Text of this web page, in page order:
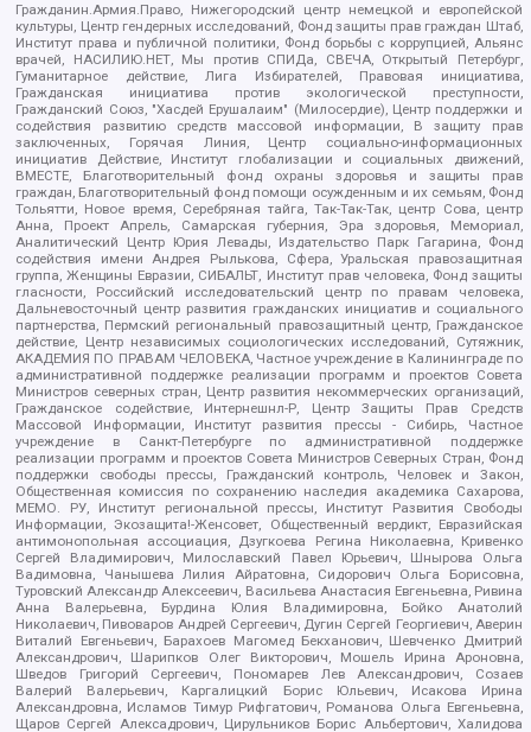
Гражданин.Армия.Право, Нижегородский центр немецкой и европейской
культуры, Центр гендерных исследований, Фонд защиты прав граждан Штаб,
Институт права и публичной политики, Фонд борьбы с коррупцией, Альянс
врачей, НАСИЛИЮ.НЕТ, Мы против СПИДа, СВЕЧА, Открытый Петербург,
Гуманитарное действие, Лига Избирателей, Правовая инициатива,
Гражданская инициатива против экологической преступности,
Гражданский Союз, "Хасдей Ерушалаим" (Милосердие), Центр поддержки и
содействия развитию средств массовой информации, В защиту прав
заключенных, Горячая Линия, Центр социально-информационных
инициатив Действие, Институт глобализации и социальных движений,
ВМЕСТЕ, Благотворительный фонд охраны здоровья и защиты прав
граждан, Благотворительный фонд помощи осужденным и их семьям, Фонд
Тольятти, Новое время, Серебряная тайга, Так-Так-Так, центр Сова, центр
Анна, Проект Апрель, Самарская губерния, Эра здоровья, Мемориал,
Аналитический Центр Юрия Левады, Издательство Парк Гагарина, Фонд
содействия имени Андрея Рылькова, Сфера, Уральская правозащитная
группа, Женщины Евразии, СИБАЛЬТ, Институт прав человека, Фонд защиты
гласности, Российский исследовательский центр по правам человека,
Дальневосточный центр развития гражданских инициатив и социального
партнерства, Пермский региональный правозащитный центр, Гражданское
действие, Центр независимых социологических исследований, Сутяжник,
АКАДЕМИЯ ПО ПРАВАМ ЧЕЛОВЕКА, Частное учреждение в Калининграде по
административной поддержке реализации программ и проектов Совета
Министров северных стран, Центр развития некоммерческих организаций,
Гражданское содействие, Интернешнл-Р, Центр Защиты Прав Средств
Массовой Информации, Институт развития прессы - Сибирь, Частное
учреждение в Санкт-Петербурге по административной поддержке
реализации программ и проектов Совета Министров Северных Стран, Фонд
поддержки свободы прессы, Гражданский контроль, Человек и Закон,
Общественная комиссия по сохранению наследия академика Сахарова,
МЕМО. РУ, Институт региональной прессы, Институт Развития Свободы
Информации, Экозащита!-Женсовет, Общественный вердикт, Евразийская
антимонопольная ассоциация, Дзугкоева Регина Николаевна, Кривенко
Сергей Владимирович, Милославский Павел Юрьевич, Шнырова Ольга
Вадимовна, Чанышева Лилия Айратовна, Сидорович Ольга Борисовна,
Туровский Александр Алексеевич, Васильева Анастасия Евгеньевна, Ривина
Анна Валерьевна, Бурдина Юлия Владимировна, Бойко Анатолий
Николаевич, Пивоваров Андрей Сергеевич, Дугин Сергей Георгиевич, Аверин
Виталий Евгеньевич, Барахоев Магомед Бекханович, Шевченко Дмитрий
Александрович, Шарипков Олег Викторович, Мошель Ирина Ароновна,
Шведов Григорий Сергеевич, Пономарев Лев Александрович, Созаев
Валерий Валерьевич, Каргалицкий Борис Юльевич, Исакова Ирина
Александровна, Исламов Тимур Рифгатович, Романова Ольга Евгеньевна,
Щаров Сергей Алексадрович, Цирульников Борис Альбертович, Халидова